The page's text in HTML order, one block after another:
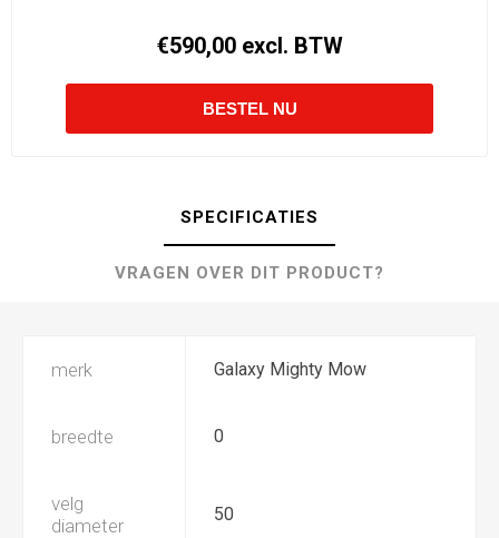
€590,00 excl. BTW
SPECIFICATIES
VRAGEN OVER DIT PRODUCT?
merk Galaxy Mighty Mow
breedte 0
velg
diameter
50